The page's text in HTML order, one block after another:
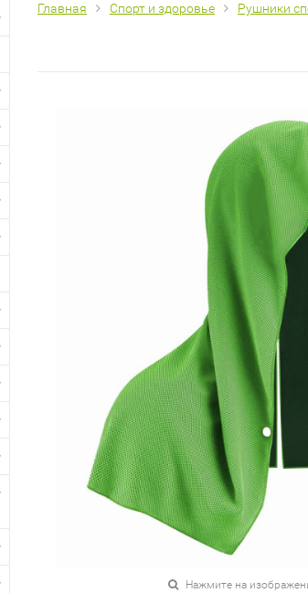
Главная Спорт и здоровье Рушники
Нажмите на